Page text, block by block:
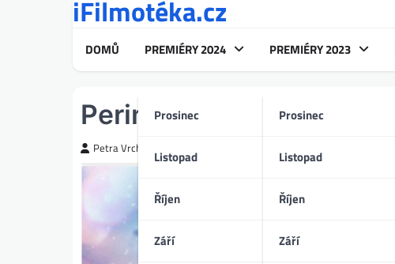
iFilmotéka.cz
DOMŮ PREMIÉRY 2024
Prosinec
Listopad
Říjen
Září
PREMIÉRY 2023
Prosinec
Listopad
Říjen
Září
Perinbaba a dva světy
Petra Vrchotická